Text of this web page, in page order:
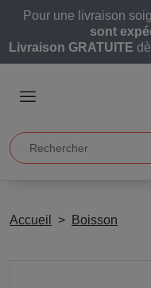
Pour une livraison
sont
Livraison GRATUITE
Accueil Boisson